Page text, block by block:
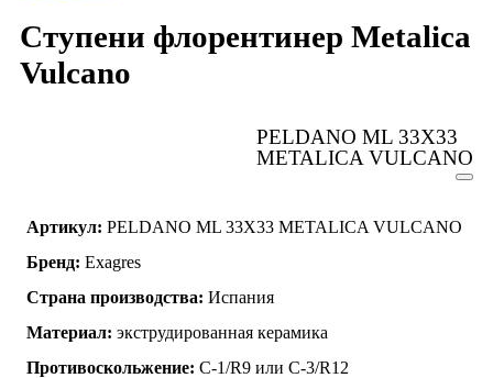
Ступени флорентинер Metalica
Vulcano
PELDANO ML 33X33
METALICA VULCANO
Артикул: PELDANO ML 33X33 METALICA VULCANO
Бренд: Exagres
Страна производства: Испания
Материал: экструдированная керамика
Противоскольжение: C-1/R9 или C-3/R12